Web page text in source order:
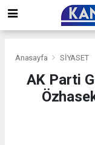
Anasayfa SİYASET
AK Parti